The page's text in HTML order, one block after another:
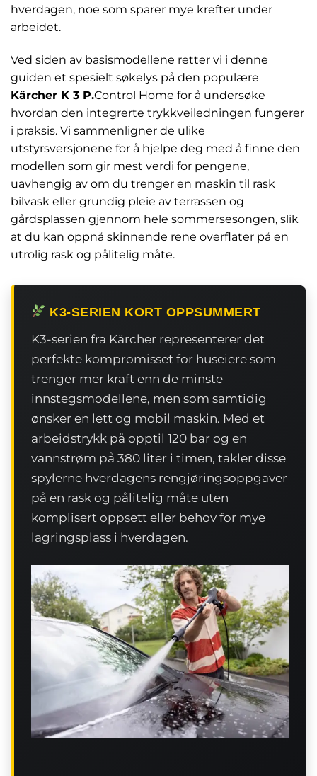
hverdagen, noe som sparer mye krefter under
arbeidet.
Ved siden av basismodellene retter vi i denne
guiden et spesielt søkelys på den populære
Kärcher K 3 P.Control Home for å undersøke
hvordan den integrerte trykkveiledningen fungerer
i praksis. Vi sammenligner de ulike
utstyrsversjonene for å hjelpe deg med å finne den
modellen som gir mest verdi for pengene,
uavhengig av om du trenger en maskin til rask
bilvask eller grundig pleie av terrassen og
gårdsplassen gjennom hele sommersesongen, slik
at du kan oppnå skinnende rene overflater på en
utrolig rask og pålitelig måte.
K3-SERIEN KORT OPPSUMMERT
K3-serien fra Kärcher representerer det
perfekte kompromisset for huseiere som
trenger mer kraft enn de minste
innstegsmodellene, men som samtidig
ønsker en lett og mobil maskin. Med et
arbeidstrykk på opptil 120 bar og en
vannstrøm på 380 liter i timen, takler disse
spylerne hverdagens rengjøringsoppgaver
på en rask og pålitelig måte uten
komplisert oppsett eller behov for mye
lagringsplass i hverdagen.